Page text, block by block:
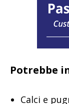
Potrebbe
Calci e